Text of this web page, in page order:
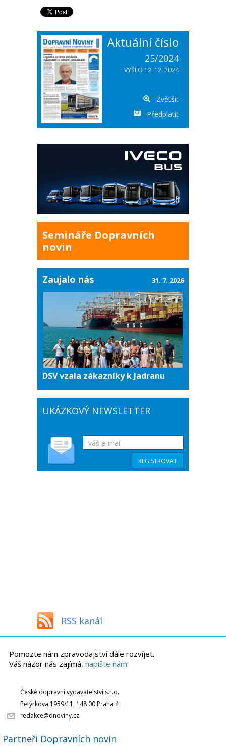
Aktuální číslo
25/2024
VYŠLO 12. 12. 2024
Zvětšit
Předplatit
Semináře Dopravních
novin
Zaujalo nás
DSV vzala zákazníky k Jadranu
31. 7. 2026
UKÁZKOVÝ NEWSLETTER
RSS kanál
Pomozte nám zpravodajství dále rozvíjet.
Váš názor nás zajímá, napište nám!
České dopravní vydavatelství s.r.o.
Petýrkova 1959/11, 148 00 Praha 4
redakce@dnoviny.cz
Partneři Dopravních novin